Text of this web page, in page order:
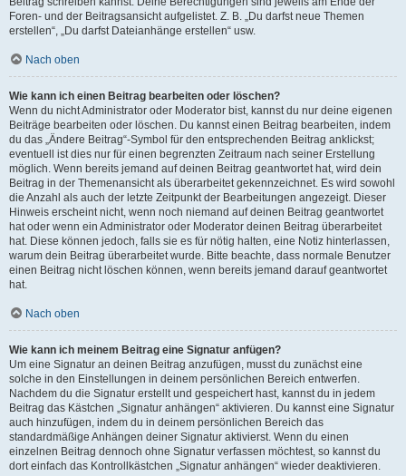
Foren- und der Beitragsansicht aufgelistet. Z. B. „Du darfst neue Themen
erstellen“, „Du darfst Dateianhänge erstellen“ usw.
Nach oben
Wie kann ich einen Beitrag bearbeiten oder löschen?
Wenn du nicht Administrator oder Moderator bist, kannst du nur deine eigenen
Beiträge bearbeiten oder löschen. Du kannst einen Beitrag bearbeiten, indem
du das „Ändere Beitrag“-Symbol für den entsprechenden Beitrag anklickst;
eventuell ist dies nur für einen begrenzten Zeitraum nach seiner Erstellung
möglich. Wenn bereits jemand auf deinen Beitrag geantwortet hat, wird dein
Beitrag in der Themenansicht als überarbeitet gekennzeichnet. Es wird sowohl
die Anzahl als auch der letzte Zeitpunkt der Bearbeitungen angezeigt. Dieser
Hinweis erscheint nicht, wenn noch niemand auf deinen Beitrag geantwortet
hat oder wenn ein Administrator oder Moderator deinen Beitrag überarbeitet
hat. Diese können jedoch, falls sie es für nötig halten, eine Notiz hinterlassen,
warum dein Beitrag überarbeitet wurde. Bitte beachte, dass normale Benutzer
einen Beitrag nicht löschen können, wenn bereits jemand darauf geantwortet
hat.
Nach oben
Wie kann ich meinem Beitrag eine Signatur anfügen?
Um eine Signatur an deinen Beitrag anzufügen, musst du zunächst eine
solche in den Einstellungen in deinem persönlichen Bereich entwerfen.
Nachdem du die Signatur erstellt und gespeichert hast, kannst du in jedem
Beitrag das Kästchen „Signatur anhängen“ aktivieren. Du kannst eine Signatur
auch hinzufügen, indem du in deinem persönlichen Bereich das
standardmäßige Anhängen deiner Signatur aktivierst. Wenn du einen
einzelnen Beitrag dennoch ohne Signatur verfassen möchtest, so kannst du
dort einfach das Kontrollkästchen „Signatur anhängen“ wieder deaktivieren.